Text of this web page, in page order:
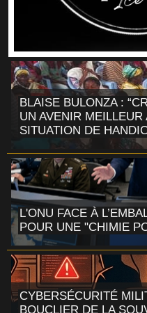
BLAISE BULONZA :
UN AVENIR
SITUATION DE
L'ONU FACE À
POUR UNE "CHIMIE
CYBERSÉCURITÉ
BOUCLIER DE LA